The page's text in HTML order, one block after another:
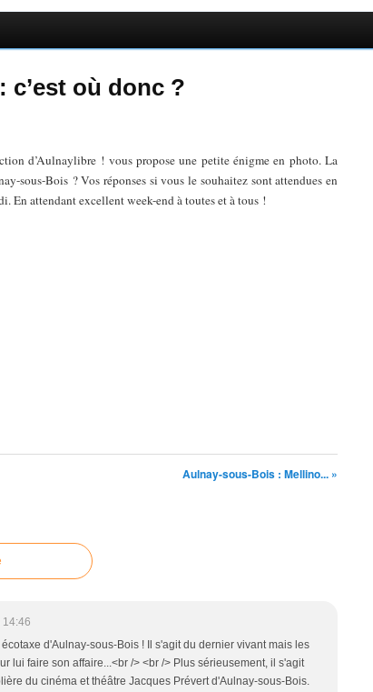
où donc ?
d’Aulnaylibre ! vous propose une petite énigme en photo. La
sous-Bois ? Vos réponses si vous le souhaitez sont attendues en
En attendant excellent week-end à toutes et à tous !
Aulnay-sous-Bois : Mellino... »
14:46
d'Aulnay-sous-Bois ! Il s'agit du dernier vivant mais les
lui faire son affaire...<br /> <br /> Plus sérieusement, il s'agit
du cinéma et théâtre Jacques Prévert d'Aulnay-sous-Bois.